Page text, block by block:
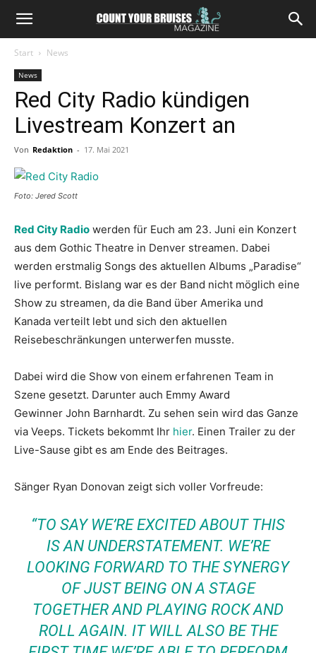
Start News
News
Red City Radio kündigen
Livestream Konzert an
Von Redaktion - 17. Mai 2021
Foto: Jered Scott
Red City Radio werden für Euch am 23. Juni ein Konzert
aus dem Gothic Theatre in Denver streamen. Dabei
werden erstmalig Songs des aktuellen Albums „Paradise“
live performt. Bislang war es der Band nicht möglich eine
Show zu streamen, da die Band über Amerika und
Kanada verteilt lebt und sich den aktuellen
Reisebeschränkungen unterwerfen musste.
Dabei wird die Show von einem erfahrenen Team in
Szene gesetzt. Darunter auch Emmy Award
Gewinner John Barnhardt. Zu sehen sein wird das Ganze
via Veeps. Tickets bekommt Ihr hier. Einen Trailer zu der
Live-Sause gibt es am Ende des Beitrages.
Sänger Ryan Donovan zeigt sich voller Vorfreude:
“TO SAY WE’RE EXCITED ABOUT THIS
IS AN UNDERSTATEMENT. WE’RE
LOOKING FORWARD TO THE SYNERGY
OF JUST BEING ON A STAGE
TOGETHER AND PLAYING ROCK AND
ROLL AGAIN. IT WILL ALSO BE THE